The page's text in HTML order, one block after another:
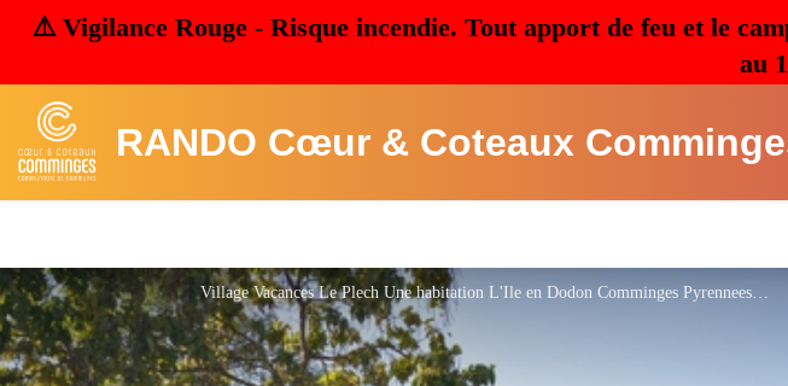
⚠️ Vigilance Rouge - Risque incendie. Tout apport de feu et le
au
RANDO Cœur & Coteaux
Village Vacances Le Plech Une habitation L'Ile en Dodon Comminges Pyrennees - Mairie de l'Isle